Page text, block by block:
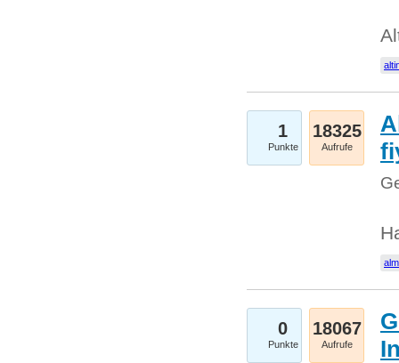
1
Punkte
18325
Aufrufe
0
Punkte
18067
Aufrufe